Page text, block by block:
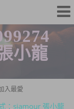
小龍
入最愛
：siamour 張小龍